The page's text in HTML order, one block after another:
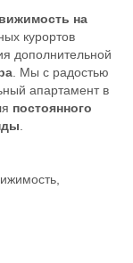
на
курортов
дополнительной
. Мы с радостью
апартамент в
постоянного
.
,